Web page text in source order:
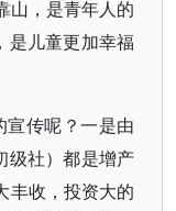
山，是青年人的
是儿童更加幸福
宣传呢？一是由
级社）都是增产
丰收，投资大的